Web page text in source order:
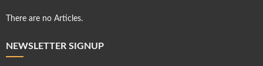
There are no Articles.
NEWSLETTER SIGNUP